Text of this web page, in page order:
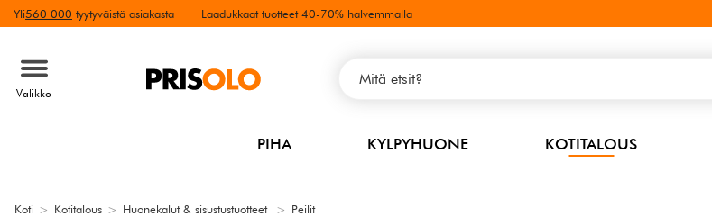
Yli560 000 tyytyväistä asiakasta Laadukkaat tuotteet 40-70% halvemmalla
Valikko
PIHA KYLPYHUONE KOTITALOUS
Koti > Kotitalous > Huonekalut & sisustustuotteet > Peilit